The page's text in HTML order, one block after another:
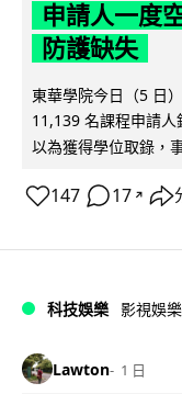
申請人一度
防護缺失
東華學院今日（5 日
11,139 名課程申請
以為獲得學位取錄，
147 17 ↗
科技娛樂 影視娛樂
Lawton 1 日